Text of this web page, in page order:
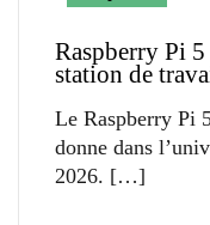
Raspberry Pi
station de
Le Raspberry Pi
donne dans
2026.